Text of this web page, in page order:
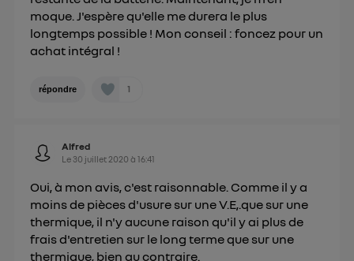
moque. J'espère qu'elle me durera le plus
longtemps possible ! Mon conseil : foncez pour un
achat intégral !
répondre 1
Alfred
Le 30 juillet 2020 à16:41
Oui, à mon avis, c'est raisonnable. Comme il y a
moins de pièces d'usure sur une V.E,.que sur une
thermique, il n'y aucune raison qu'il y ai plus de
frais d'entretien sur le long terme que sur une
thermique, bien au contraire.